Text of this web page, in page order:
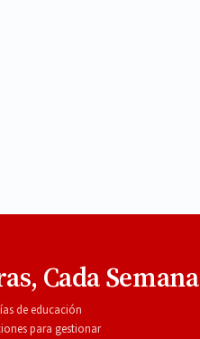
Cada Semana
de educación
para gestionar